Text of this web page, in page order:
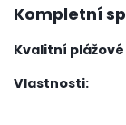
Kompletní
Kvalitní
Vlastnosti: